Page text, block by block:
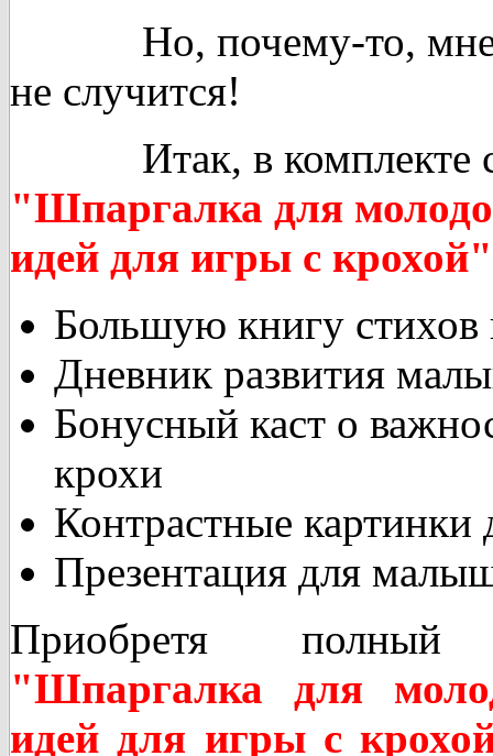
Но, почему-то, мне
не случится!
Итак, в комплекте
"Шпаргалка для
идей для игры с крохой"
Большую книгу стихов
Дневник развития
Бонусный каст о
крохи
Контрастные
Презентация для
Приобретя
"Шпаргалка для
идей для игры с